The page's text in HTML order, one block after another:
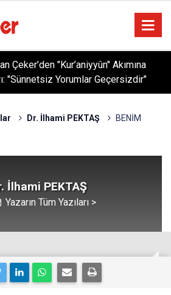
Çeker’den "Kur’aniyyûn" Akımına
"Sünnetsiz Yorumlar Geçersizdir"
Dr. İlhami PEKTAŞ
BENİM
İlhami PEKTAŞ
Yazarın Tüm Yazıları >